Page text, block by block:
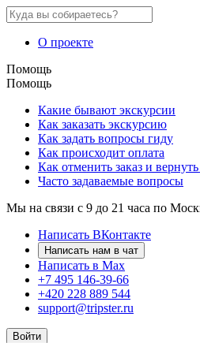
О проекте
Помощь
Помощь
Какие бывают экскурсии
Как заказать экскурсию
Как задать вопросы гиду
Как происходит оплата
Как отменить заказ и
Часто задаваемые вопросы
Мы на связи с 9 до 21 часа по
Написать ВКонтакте
Написать нам в чат
Написать в Max
+7 495 146-39-66
+420 228 889 544
support@tripster.ru
Войти